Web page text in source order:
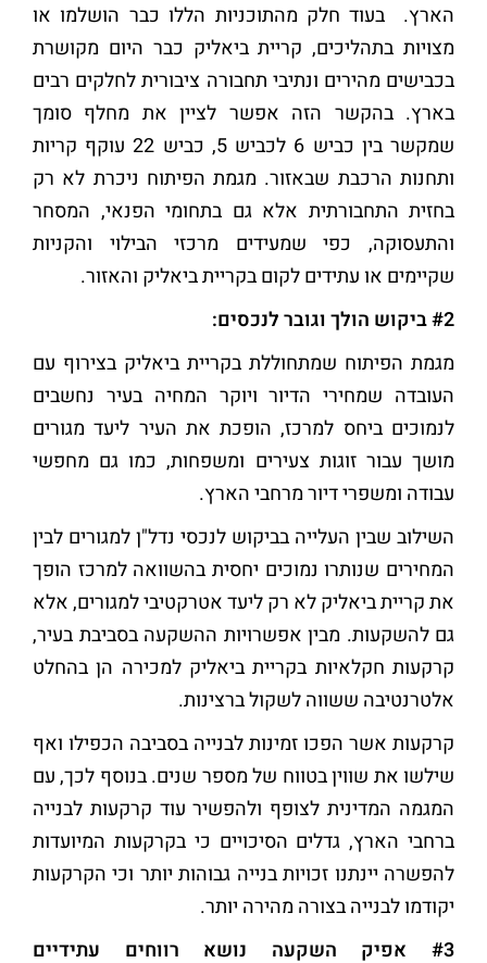
הארץ. בעוד חלק מהתוכניות הללו כבר הושלמו או
מצויות בתהליכים, קריית ביאליק כבר היום מקושרת
בכבישים מהירים ונתיבי תחבורה ציבורית לחלקים רבים
בארץ. בהקשר הזה אפשר לציין את מחלף סומך
שמקשר בין כביש 6 לכביש 5, כביש 22 עוקף קריות
ותחנות הרכבת שבאזור. מגמת הפיתוח ניכרת לא רק
בחזית התחבורתית אלא גם בתחומי הפנאי, המסחר
והתעסוקה, כפי שמעידים מרכזי הבילוי והקניות
שקיימים או עתידים לקום בקריית ביאליק והאזור.
#2 ביקוש הולך וגובר לנכסים:
מגמת הפיתוח שמתחוללת בקריית ביאליק בצירוף עם
העובדה שמחירי הדיור ויוקר המחיה בעיר נחשבים
לנמוכים ביחס למרכז, הופכת את העיר ליעד מגורים
מושך עבור זוגות צעירים ומשפחות, כמו גם מחפשי
עבודה ומשפרי דיור מרחבי הארץ.
השילוב שבין העלייה בביקוש לנכסי נדל"ן למגורים לבין
המחירים שנותרו נמוכים יחסית בהשוואה למרכז הופך
את קריית ביאליק לא רק ליעד אטרקטיבי למגורים, אלא
גם להשקעות. מבין אפשרויות ההשקעה בסביבת בעיר,
קרקעות חקלאיות בקריית ביאליק למכירה הן בהחלט
אלטרנטיבה ששווה לשקול ברצינות.
קרקעות אשר הפכו זמינות לבנייה בסביבה הכפילו ואף
שילשו את שווין בטווח של מספר שנים. בנוסף לכך, עם
המגמה המדינית לצופף ולהפשיר עוד קרקעות לבנייה
ברחבי הארץ, גדלים הסיכויים כי בקרקעות המיועדות
להפשרה יינתנו זכויות בנייה גבוהות יותר וכי הקרקעות
יקודמו לבנייה בצורה מהירה יותר.
#3 אפיק השקעה נושא רווחים עתידיים